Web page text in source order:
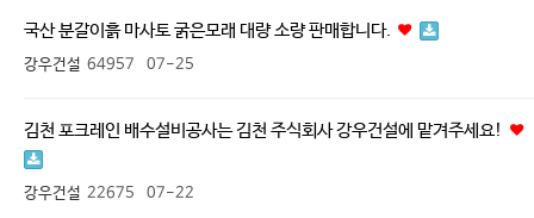
국산 분갈이흙 마사토 굵은모래 대량 소량 판매합니다.
강우건설 64957 07-25
김천 포크레인 배수설비공사는 김천 주식회사 강우건설에 맡겨주세요!
강우건설 22675 07-22